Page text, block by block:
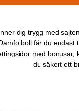
dig trygg med
får du
med
du säkert ett